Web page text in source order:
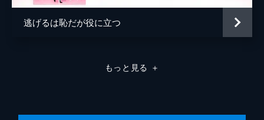
テット涙の別れ
大菅直木（大倉孝二）から真紀（松たか子）
罪を償うため、出頭した真紀（松たか子）。
逃げるは恥だが役に立つ
もっと見る ＋